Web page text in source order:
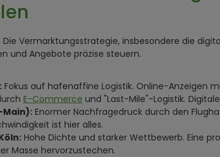
Vermarktungsstrategie, insbesondere die
und Angebote präzise steuern.
Fokus auf hafenaffine Logistik. Online-Anzeigen
E-Commerce und "Last-Mile"-Logistik.
Main): Enormer Nachfragedruck durch den
ist hier alles.
Hohe Dichte und starker Wettbewerb. Eine
Masse hervorzustechen.